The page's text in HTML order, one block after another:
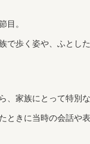
目。
で歩く姿や、ふとし
、家族にとって特別な
ときに当時の会話や